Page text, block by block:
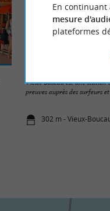
Vieux Boucau est une station
preuves auprès des surfeurs
302 m - Vieux-
En continuant
mesure
plateformes